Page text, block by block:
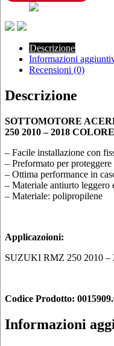
–
2018
COLORE
NERO
quantità
Descrizione
Informazioni
Recensioni (0)
Descrizione
SOTTOMOTORE
250 2010 – 2018
– Facile installazione con
– Preformato per
– Ottima performance in
– Materiale antiurto leggero
– Materiale: polipropilene
Applicazoioni:
SUZUKI RMZ 250 2010 –
Codice Prodotto:
Informazioni